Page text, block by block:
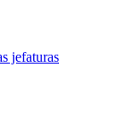
jefaturas